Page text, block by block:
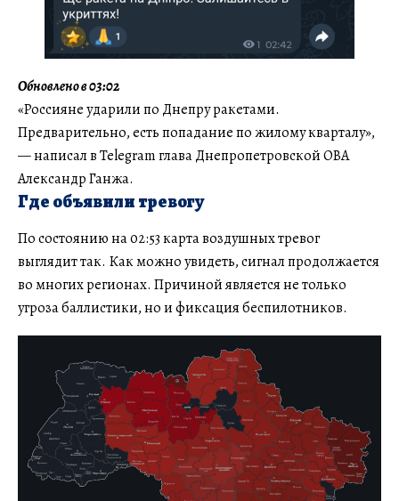
Обновлено в 03:02
«Россияне ударили по Днепру ракетами.
Предварительно, есть попадание по жилому кварталу»,
— написал в Telegram глава Днепропетровской ОВА
Александр Ганжа.
Где объявили тревогу
По состоянию на 02:53 карта воздушных тревог
выглядит так. Как можно увидеть, сигнал продолжается
во многих регионах. Причиной является не только
угроза баллистики, но и фиксация беспилотников.